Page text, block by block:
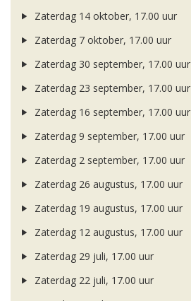
Zaterdag 14 oktober, 17.00 uur
Zaterdag 7 oktober, 17.00 uur
Zaterdag 30 september, 17.00 uur
Zaterdag 23 september, 17.00 uur
Zaterdag 16 september, 17.00 uur
Zaterdag 9 september, 17.00 uur
Zaterdag 2 september, 17.00 uur
Zaterdag 26 augustus, 17.00 uur
Zaterdag 19 augustus, 17.00 uur
Zaterdag 12 augustus, 17.00 uur
Zaterdag 29 juli, 17.00 uur
Zaterdag 22 juli, 17.00 uur